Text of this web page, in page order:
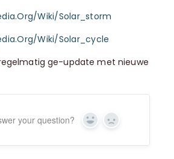
wiki/Solar_storm
wiki/Solar_cycle
ge-update met nieuwe
your question? Yes No